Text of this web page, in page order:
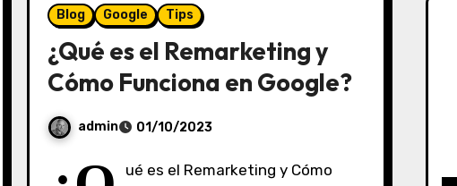
Blog Google Tips
¿Qué es el Remarketing y
Cómo Funciona en Google?
admin 01/10/2023
ué es el Remarketing y Cómo